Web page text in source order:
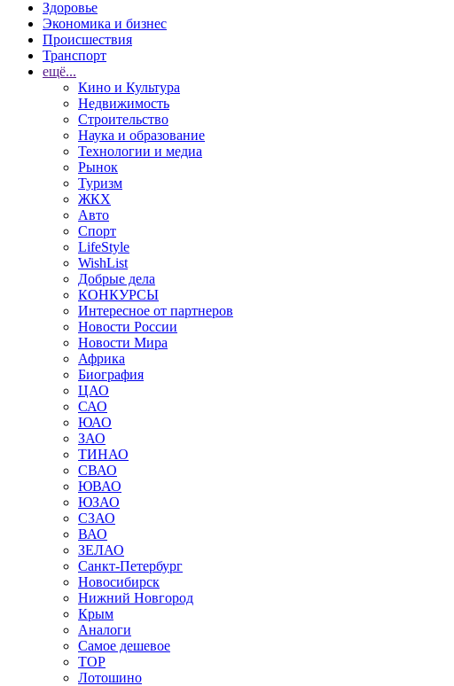
Здоровье
Экономика и бизнес
Происшествия
Транспорт
ещё...
Кино и Культура
Недвижимость
Строительство
Наука и образование
Технологии и медиа
Рынок
Туризм
ЖКХ
Авто
Спорт
LifeStyle
WishList
Добрые дела
КОНКУРСЫ
Интересное от партнеров
Новости России
Новости Мира
Африка
Биография
ЦАО
САО
ЮАО
ЗАО
ТИНАО
СВАО
ЮВАО
ЮЗАО
СЗАО
ВАО
ЗЕЛАО
Санкт-Петербург
Новосибирск
Нижний Новгород
Крым
Аналоги
Самое дешевое
TOP
Лотошино